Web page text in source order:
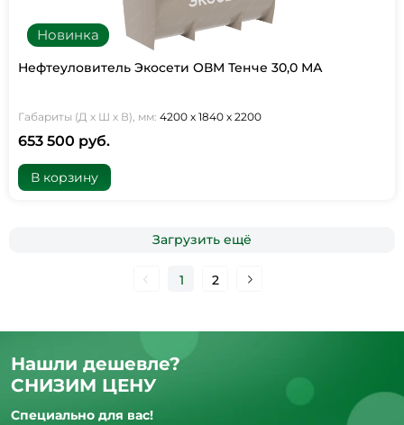
Новинка
Нефтеуловитель Экосети ОВМ Тенче 30,0 МА
Габариты (Д х Ш х В), мм: 4200 х 1840 х 2200
653 500 руб.
В корзину
Загрузить ещё
1 2
Нашли дешевле?
СНИЗИМ ЦЕНУ
Специально для вас!